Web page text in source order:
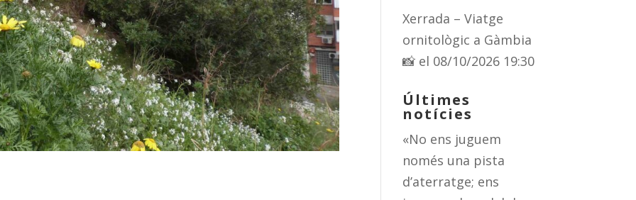
Xerrada – Viatge
ornitològic a Gàmbia
📸 el 08/10/2026 19:30
Últimes
notícies
«No ens juguem
només una pista
d’aterratge; ens